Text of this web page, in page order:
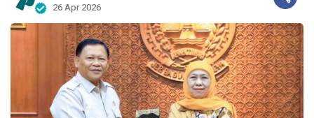
26 Apr 2026